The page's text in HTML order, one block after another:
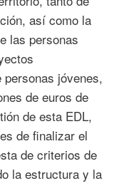
así como la
las personas
jóvenes,
de euros de
de esta EDL,
de finalizar el
de criterios de
la estructura y la